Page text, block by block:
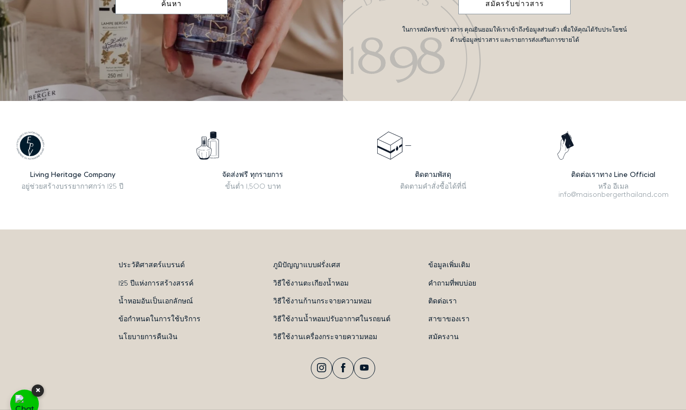
×
ค้นหา สมัครรับข่าวสาร
ในการสมัครรับข่าวสาร คุณยินยอมให้เราเข้าถึงข้อมูลส่วนตัว เพื่อให้คุณได้รับประโยชน์
ด้านข้อมูลข่าวสาร และรายการส่งเสริมการขายได้
Living Heritage Company
อยู่ช่วยสร้างบรรยากาศกว่า 125 ปี
จัดส่งฟรี ทุกรายการ
ขั้นต่ำ 1,500 บาท
ติดตามพัสดุ
ติดตามคำสั่งซื้อได้ที่นี่
ติดต่อเราทาง Line Official
หรือ อีเมล
info@maisonbergerthailand.com
ประวัติศาสตร์แบรนด์
125 ปีแห่งการสร้างสรรค์
น้ำหอมอันเป็นเอกลักษณ์
ข้อกำหนดในการใช้บริการ
นโยบายการคืนเงิน
ภูมิปัญญาแบบฝรั่งเศส
วิธีใช้งานตะเกียงน้ำหอม
วิธีใช้งานก้านกระจายความหอม
วิธีใช้งานน้ำหอมปรับอากาศในรถยนต์
วิธีใช้งานเครื่องกระจายความหอม
ข้อมูลเพิ่มเติม
คำถามที่พบบ่อย
ติดต่อเรา
สาขาของเรา
สมัครงาน
InstagramFacebookYouTube